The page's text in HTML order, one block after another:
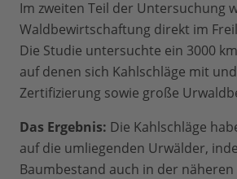
Im zweiten Teil der Untersuchung
Waldbewirtschaftung direkt im
Die Studie untersuchte ein 3000
auf denen sich Kahlschläge mit
Zertifizierung sowie große
Das Ergebnis: Die Kahlschläge
auf die umliegenden Urwälder,
Baumbestand auch in der